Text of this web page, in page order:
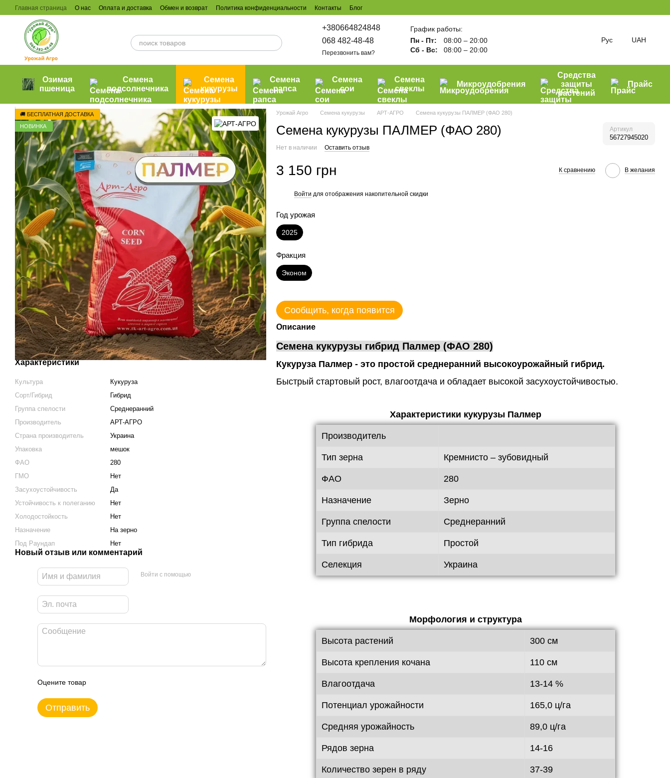
Перейти к основному контенту
Главная страница О нас Оплата и доставка Обмен и возврат Политика конфиденциальности Контакты Блог
+380664824848
068 482-48-48
Перезвонить вам?
График работы:
Пн - Пт:
08:00 – 20:00
Сб - Вс:
08:00 – 20:00
Рус UAH
Озимая
пшеница
Семена
подсолнечника
Семена
кукурузы
Семена
рапса
Семена
сои
Семена
свеклы
Микроудобрения
Средства
защиты
растений
Прайс
🚚 БЕСПЛАТНАЯ ДОСТАВКА
НОВИНКА
Характеристики
Культура
Кукуруза
Сорт/Гибрид
Гибрид
Группа спелости
Среднеранний
Производитель
АРТ-АГРО
Страна производитель
Украина
Упаковка
мешок
ФАО
280
ГМО
Нет
Засухоустойчивость
Да
Устойчивость к полеганию
Нет
Холодостойкость
Нет
Назначение
На зерно
Под Раундап
Нет
Новый отзыв или комментарий
Войти с помощью
Оцените товар
Отправить
Урожай Агро Семена кукурузы АРТ-АГРО Семена кукурузы ПАЛМЕР (ФАО 280)
Семена кукурузы ПАЛМЕР (ФАО 280) Артикул
56727945020
Нет в наличии Оставить отзыв
3 150 грн К сравнению В желания
Войти для отображения накопительной скидки
Год урожая
2025
Фракция
Эконом
Сообщить, когда появится
Описание
Семена кукурузы гибрид Палмер (ФАО 280)
Кукуруза Палмер - это простой среднеранний высокоурожайный гибрид.
Быстрый стартовый рост, влагоотдача и обладает высокой засухоустойчивостью.
Характеристики кукурузы Палмер
Производитель
Тип зерна Кремнисто – зубовидный
ФАО 280
Назначение Зерно
Группа спелости Среднеранний
Тип гибрида Простой
Селекция Украина
Морфология и структура
Высота растений 300 см
Высота крепления кочана 110 см
Влагоотдача 13-14 %
Потенциал урожайности 165,0 ц/га
Средняя урожайность 89,0 ц/га
Рядов зерна 14-16
Количество зерен в ряду 37-39